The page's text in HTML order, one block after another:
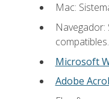
Mac:
compatibles.
Microsoft
Adobe